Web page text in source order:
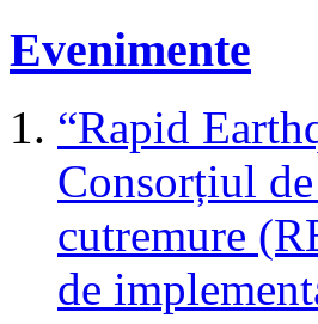
Evenimente
“Rapid
Consorțiul
cutremure
de